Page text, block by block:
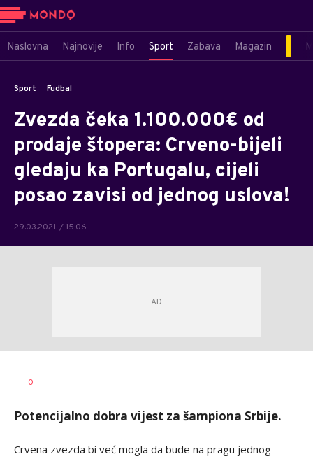
Naslovna Najnovije Info Sport Zabava Magazin
Sport Fudbal
Zvezda čeka 1.100.000€ od
prodaje štopera: Crveno-bijeli
gledaju ka Portugalu, cijeli
posao zavisi od jednog uslova!
29.03.2021. / 15:06
AUTOR
0
Potencijalno dobra vijest za šampiona Srbije.
Crvena zvezda bi već mogla da bude na pragu jednog